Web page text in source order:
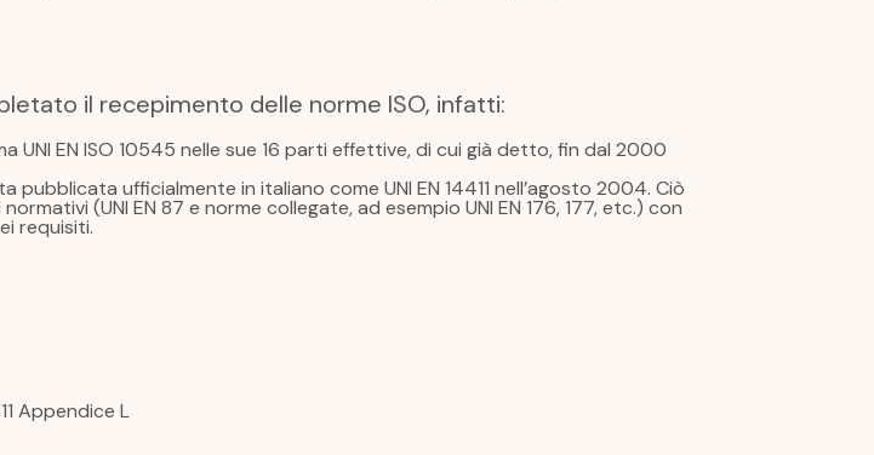
il recepimento delle norme ISO, infatti:
EN ISO 10545 nelle sue 16 parti effettive, di cui già detto, fin dal 2000
pubblicata ufficialmente in italiano come UNI EN 14411 nell’agosto 2004. Ciò
(UNI EN 87 e norme collegate, ad esempio UNI EN 176, 177, etc.) con
requisiti.
Appendice L